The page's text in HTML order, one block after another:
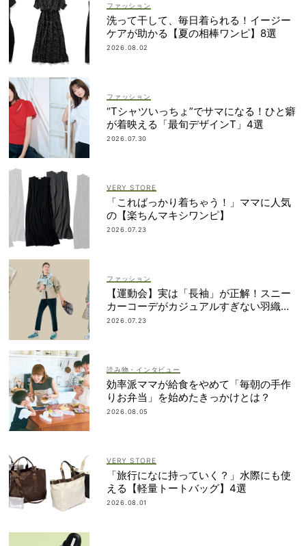
ファッション
洗って干して、毎日着られる！イージー
ケアが助かる【夏の相棒ワンピ】8選
2026.08.02
ファッション
“Tシャツいっちょ”でサマになる！ひと癖
が着映える「最旬デザインT」4選
2026.07.30
VERY STORE
「こればっかり着ちゃう！」ママに人気
の【楽ちんマキシワンピ】
2026.07.23
ファッション
【運動会】実は「長袖」が正解！スニー
カーコーデがカジュアルすぎない羽織り
アイデア
2026.07.23
読み物・インタビュー
効率派ママが給食をやめて「毎朝の手作
りお弁当」を始めたきっかけとは？
2026.08.05
VERY STORE
「旅行になに持っていく？」水際にも使
える【軽量トートバッグ】4選
2026.08.01